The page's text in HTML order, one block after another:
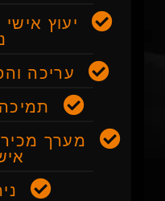
יעוץ
עריכה
מערך